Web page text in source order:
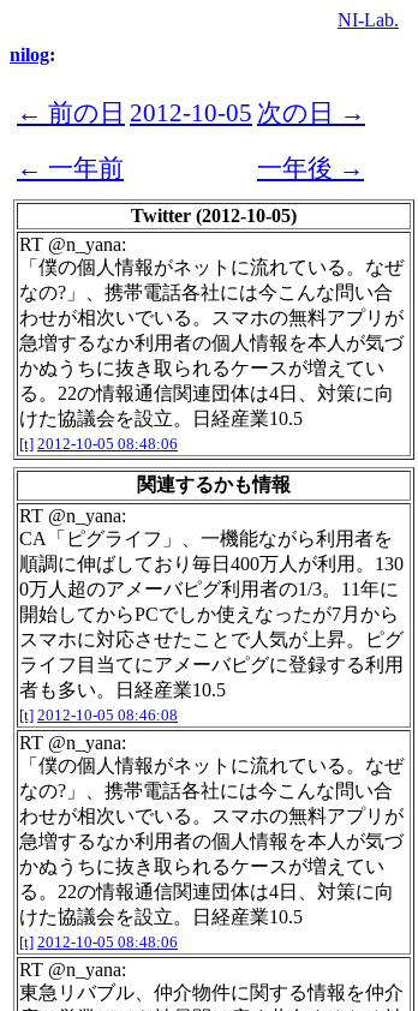
NI-Lab.
nilog:
← 前の日 2012-10-05 次の日 →
← 一年前
一年後 →
Twitter (2012-10-05)
RT @n_yana:
「僕の個人情報がネットに流れている。なぜ
なの?」、携帯電話各社には今こんな問い合
わせが相次いでいる。スマホの無料アプリが
急増するなか利用者の個人情報を本人が気づ
かぬうちに抜き取られるケースが増えてい
る。22の情報通信関連団体は4日、対策に向
けた協議会を設立。日経産業10.5
[t] 2012-10-05 08:48:06
関連するかも情報
RT @n_yana:
CA「ピグライフ」、一機能ながら利用者を
順調に伸ばしており毎日400万人が利用。130
0万人超のアメーバピグ利用者の1/3。11年に
開始してからPCでしか使えなったが7月から
スマホに対応させたことで人気が上昇。ピグ
ライフ目当てにアメーバピグに登録する利用
者も多い。日経産業10.5
[t] 2012-10-05 08:46:08
RT @n_yana:
「僕の個人情報がネットに流れている。なぜ
なの?」、携帯電話各社には今こんな問い合
わせが相次いでいる。スマホの無料アプリが
急増するなか利用者の個人情報を本人が気づ
かぬうちに抜き取られるケースが増えてい
る。22の情報通信関連団体は4日、対策に向
けた協議会を設立。日経産業10.5
[t] 2012-10-05 08:48:06
RT @n_yana:
東急リバブル、仲介物件に関する情報を仲介